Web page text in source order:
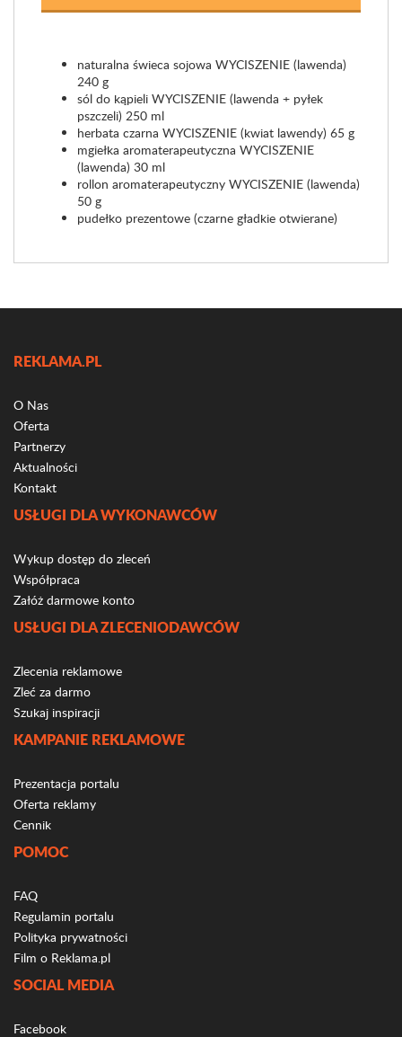
naturalna świeca sojowa WYCISZENIE (lawenda)
240 g
sól do kąpieli WYCISZENIE (lawenda + pyłek
pszczeli) 250 ml
herbata czarna WYCISZENIE (kwiat lawendy) 65 g
mgiełka aromaterapeutyczna WYCISZENIE
(lawenda) 30 ml
rollon aromaterapeutyczny WYCISZENIE (lawenda)
50 g
pudełko prezentowe (czarne gładkie otwierane)
REKLAMA.PL
O Nas
Oferta
Partnerzy
Aktualności
Kontakt
USŁUGI DLA WYKONAWCÓW
Wykup dostęp do zleceń
Współpraca
Załóż darmowe konto
USŁUGI DLA ZLECENIODAWCÓW
Zlecenia reklamowe
Zleć za darmo
Szukaj inspiracji
KAMPANIE REKLAMOWE
Prezentacja portalu
Oferta reklamy
Cennik
POMOC
FAQ
Regulamin portalu
Polityka prywatności
Film o Reklama.pl
SOCIAL MEDIA
Facebook